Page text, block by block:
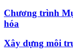
Chương trình
hóa
Xây dựng môi